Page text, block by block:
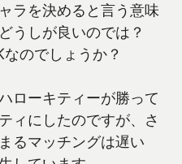
ラを決めると言う意味
うしが良いのでは？
のでしょうか？
ローキティーが勝って
ィにしたのですが、さ
るマッチングは遅い